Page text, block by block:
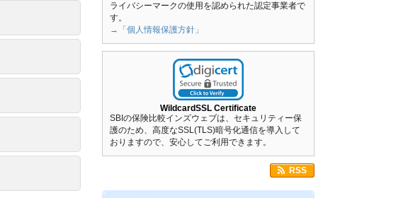
ライバシーマークの使用を認められた認定事業者で
す。
→「個人情報保護方針」
WildcardSSL Certificate
SBIの保険比較インズウェブは、セキュリティー保
護のため、高度なSSL(TLS)暗号化通信を導入して
おりますので、安心してご利用できます。
RSS